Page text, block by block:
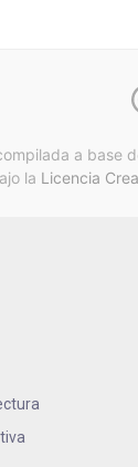
a base
la Licencia